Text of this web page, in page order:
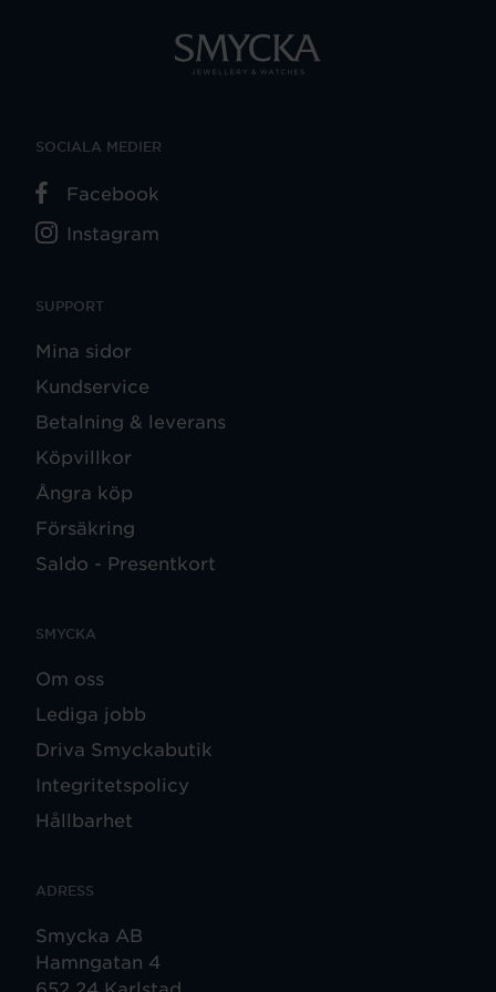
SUPPORT
Mina sidor
Kundservice
Betalning & leverans
Köpvillkor
Ångra köp
Försäkring
Saldo - Presentkort
SMYCKA
Om oss
Lediga jobb
Driva Smyckabutik
Integritetspolicy
Hållbarhet
ADRESS
Smycka AB
Hamngatan 4
SOCIALA MEDIER
Facebook
Instagram